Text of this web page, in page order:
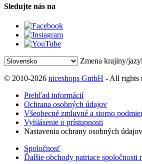
Sledujte nás na
Zmena krajiny/
© 2010-2026 niceshops GmbH - All rights
Prehľad informácií
Ochrana osobných údajov
Všeobecné zmluvné a storno
Vyhlásenie o prístupnosti
Nastavenia ochrany osobných údajov
Spoločnosť
Ďalšie obchody patriace spoločnosti